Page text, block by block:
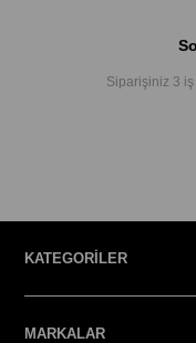
Siparişiniz 3
KATEGORİLER
MARKALAR